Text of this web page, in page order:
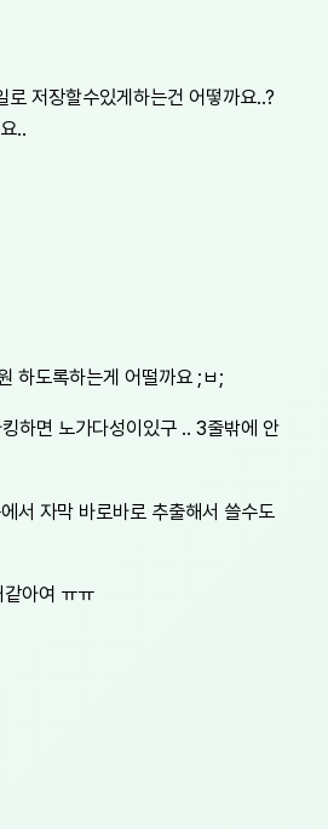
로 저장할수있게하는건 어떻까요..?
..
하도록하는게 어떨까요 ;ㅂ;
하면 노가다성이있구 .. 3줄밖에 안
서 자막 바로바로 추출해서 쓸수도
아여 ㅠㅠ